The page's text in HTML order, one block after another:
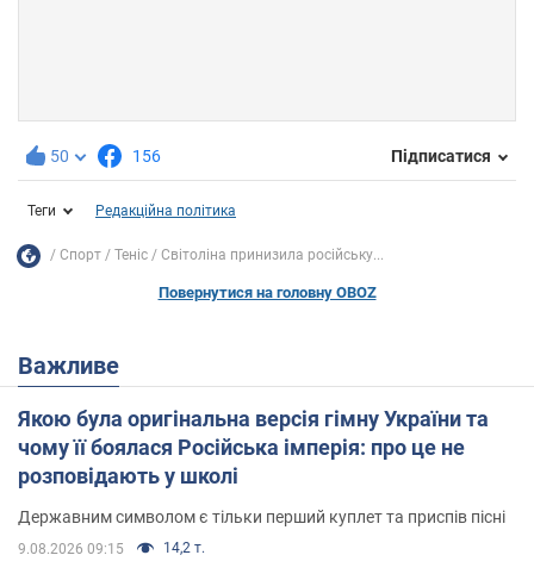
50 156 Підписатися
Теги Редакційна політика
Спорт Теніс Світоліна принизила російську...
Повернутися на головну OBOZ
Важливе
Якою була оригінальна версія гімну України та
чому її боялася Російська імперія: про це не
розповідають у школі
Державним символом є тільки перший куплет та приспів пісні
9.08.2026 09:15 14,2 т.